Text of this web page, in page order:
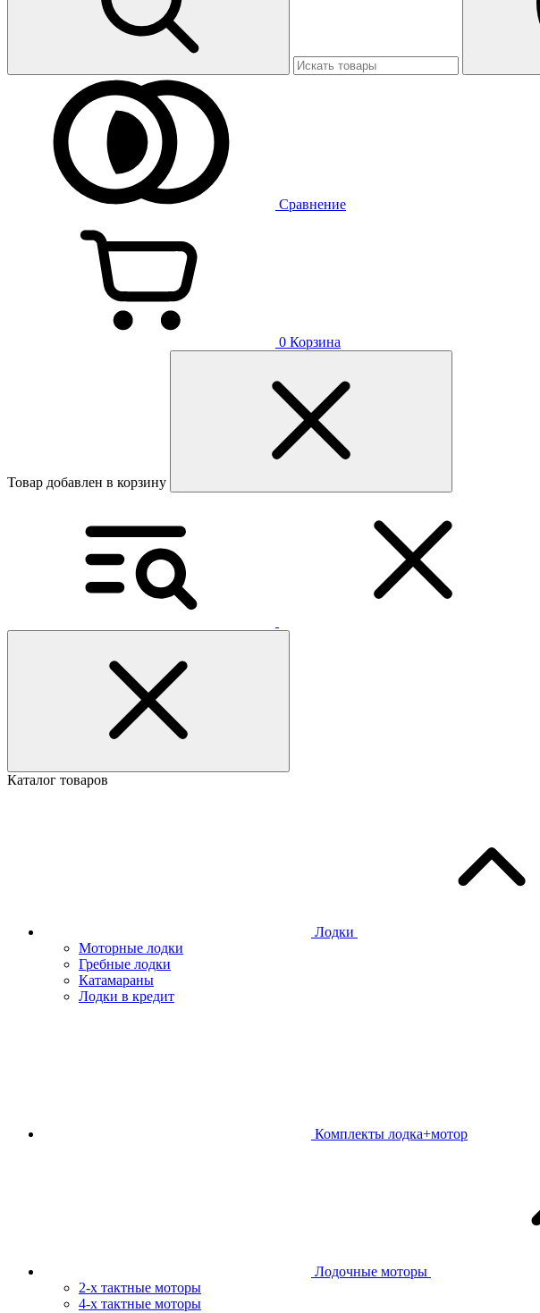
Сравнение
0 Корзина
Товар добавлен в корзину
Каталог товаров
Лодки
Моторные лодки
Гребные лодки
Катамараны
Лодки в кредит
Комплекты лодка+мотор
Лодочные моторы
2-х тактные моторы
4-х тактные моторы